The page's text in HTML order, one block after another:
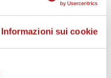
Informazioni sui cookie